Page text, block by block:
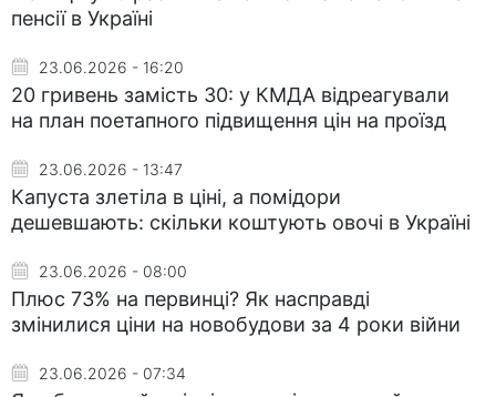
пенсії в Україні
23.06.2026 - 16:20
20 гривень замість 30: у КМДА відреагували
на план поетапного підвищення цін на проїзд
23.06.2026 - 13:47
Капуста злетіла в ціні, а помідори
дешевшають: скільки коштують овочі в Україні
23.06.2026 - 08:00
Плюс 73% на первинці? Як насправді
змінилися ціни на новобудови за 4 роки війни
23.06.2026 - 07:34